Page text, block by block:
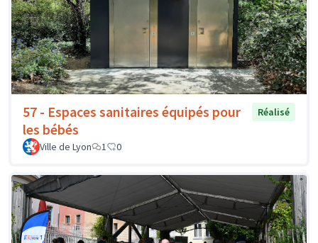
57 - Espaces sanitaires équipés pour
les bébés
Réalisé
Ville de Lyon 1 0